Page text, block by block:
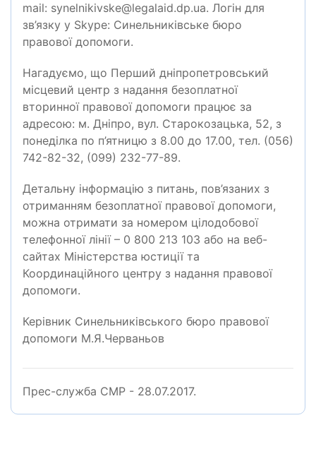
mail: synelnikivske@legalaid.dp.ua. Логін для
зв’язку у Skype: Синельниківське бюро
правової допомоги.
Нагадуємо, що Перший дніпропетровський
місцевий центр з надання безоплатної
вторинної правової допомоги працює за
адресою: м. Дніпро, вул. Старокозацька, 52, з
понеділка по п’ятницю з 8.00 до 17.00, тел. (056)
742-82-32, (099) 232-77-89.
Детальну інформацію з питань, пов’язаних з
отриманням безоплатної правової допомоги,
можна отримати за номером цілодобової
телефонної лінії – 0 800 213 103 або на веб-
сайтах Міністерства юстиції та
Координаційного центру з надання правової
допомоги.
Керівник Синельниківського бюро правової
допомоги М.Я.Черваньов
Прес-служба СМР - 28.07.2017.